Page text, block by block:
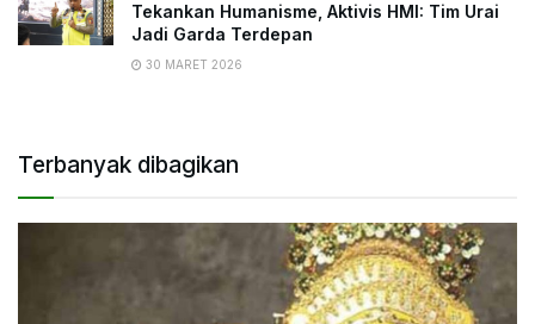
Tekankan Humanisme, Aktivis HMI: Tim Urai
Jadi Garda Terdepan
30 MARET 2026
Terbanyak dibagikan